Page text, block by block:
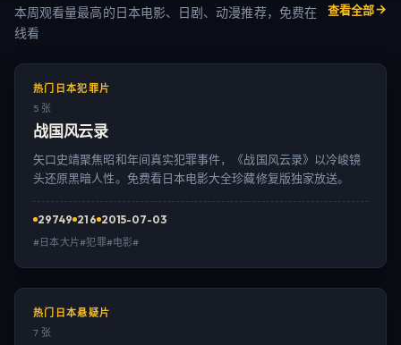
本周观看量最高的日本电影、日剧、动漫推荐，免费在
线看
查看全部
热门日本犯罪片
5 张
战国风云录
矢口史靖聚焦昭和年间真实犯罪事件，《战国风云录》以冷峻镜
头还原黑暗人性。免费看日本电影大全珍藏修复版独家放送。
29749 216 2015-07-03
#日本大片#犯罪#电影#
热门日本悬疑片
7 张